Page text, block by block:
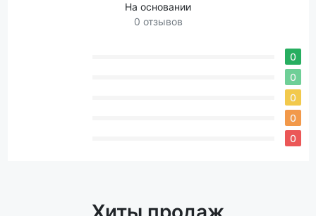
На основании
0 отзывов
0
0
0
0
0